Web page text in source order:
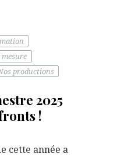
mesure
productions
2025
!
cette année a